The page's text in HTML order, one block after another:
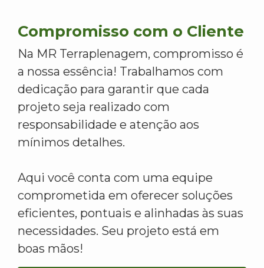
Compromisso com o Cliente
Na MR Terraplenagem, compromisso é
a nossa essência! Trabalhamos com
dedicação para garantir que cada
projeto seja realizado com
responsabilidade e atenção aos
mínimos detalhes.
Aqui você conta com uma equipe
comprometida em oferecer soluções
eficientes, pontuais e alinhadas às suas
necessidades. Seu projeto está em
boas mãos!